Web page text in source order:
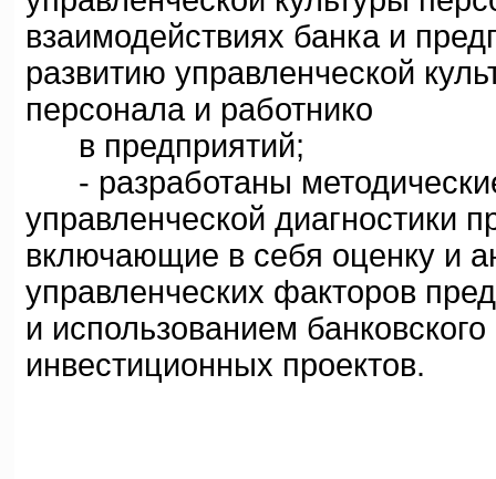
взаимодействиях банка и
развитию управленческой
персонала и работнико
в предприятий;
- разработаны
управленческой диагностики
включающие в себя оценку и
управленческих факторов
и использованием
инвестиционных проектов.